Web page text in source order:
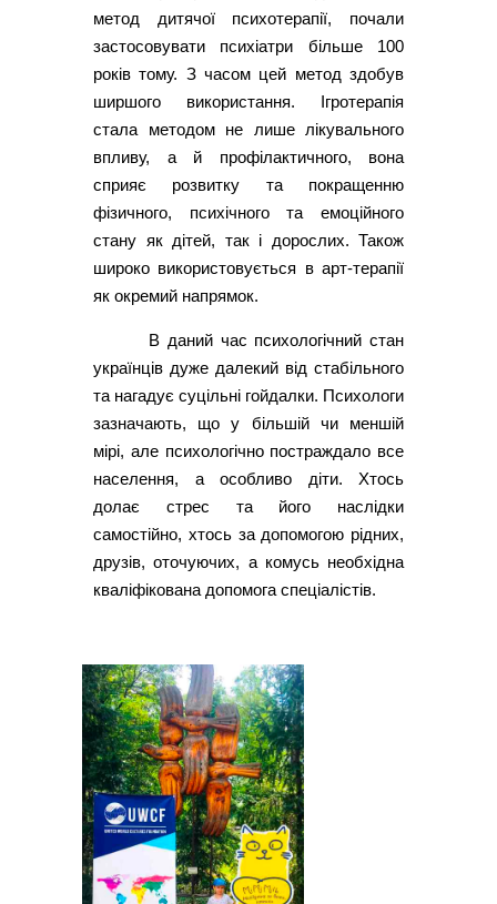
метод дитячої психотерапії, почали
застосовувати психіатри більше 100
років тому. З часом цей метод здобув
ширшого використання. Ігротерапія
стала методом не лише лікувального
впливу, а й профілактичного, вона
сприяє розвитку та покращенню
фізичного, психічного та емоційного
стану як дітей, так і дорослих. Також
широко використовується в арт-терапії
як окремий напрямок.
В даний час психологічний стан
українців дуже далекий від стабільного
та нагадує суцільні гойдалки. Психологи
зазначають, що у більшій чи меншій
мірі, але психологічно постраждало все
населення, а особливо діти. Хтось
долає стрес та його наслідки
самостійно, хтось за допомогою рідних,
друзів, оточуючих, а комусь необхідна
кваліфікована допомога спеціалістів.